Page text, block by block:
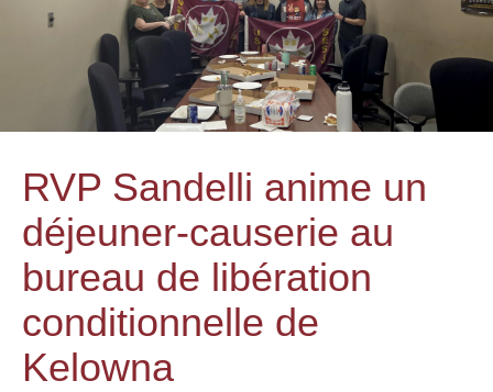
RVP Sandelli anime un
déjeuner-causerie au
bureau de libération
conditionnelle de
Kelowna